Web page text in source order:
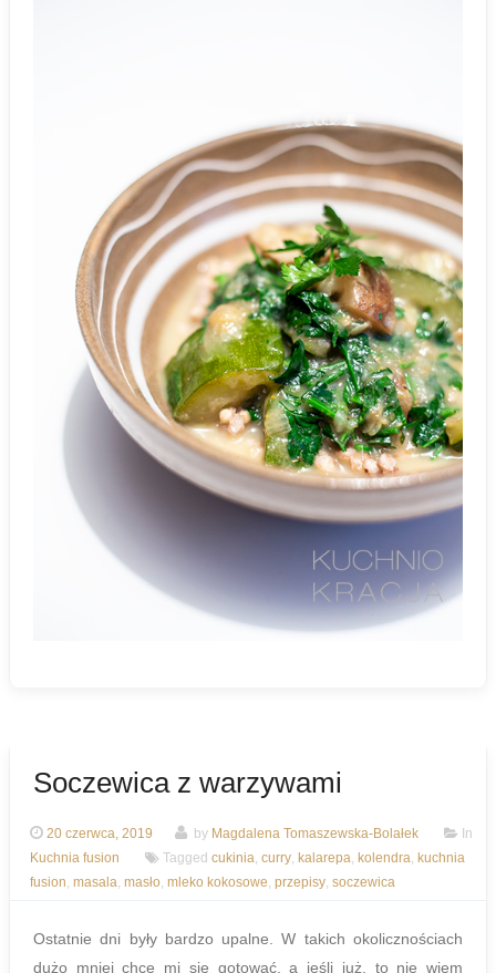
Soczewica z warzywami
20 czerwca, 2019 by Magdalena Tomaszewska-Bolałek
In
Kuchnia fusion
Tagged cukinia, curry, kalarepa, kolendra, kuchnia
fusion, masala, masło, mleko kokosowe, przepisy, soczewica
Ostatnie dni były bardzo upalne. W takich okolicznościach
dużo mniej chce mi się gotować, a jeśli już, to nie wiem